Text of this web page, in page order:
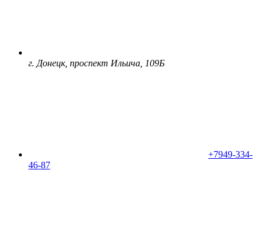
г. Донецк, проспект Ильича, 109Б
+7949-334-
46-87